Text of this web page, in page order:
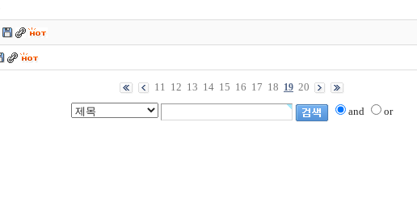
11 12 13 14 15 16 17 18 19 20
and
or